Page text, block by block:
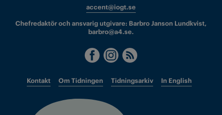
accent@iogt.se
Chefredaktör och ansvarig utgivare: Barbro Janson Lundkvist,
barbro@a4.se.
Kontakt Om Tidningen Tidningsarkiv In English